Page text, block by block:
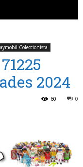
Coleccionista
2024
0
60